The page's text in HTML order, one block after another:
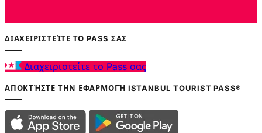
ΔΙΑΧΕΙΡΙΣΤΕΊΤΕ ΤΟ PASS ΣΑΣ
Διαχειριστείτε το Pass σας
ΑΠΟΚΤΉΣΤΕ ΤΗΝ ΕΦΑΡΜΟΓΉ ISTANBUL TOURIST PASS®